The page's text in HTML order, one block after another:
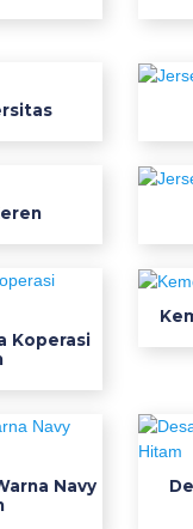
e
s
a
Koperasi
Navy